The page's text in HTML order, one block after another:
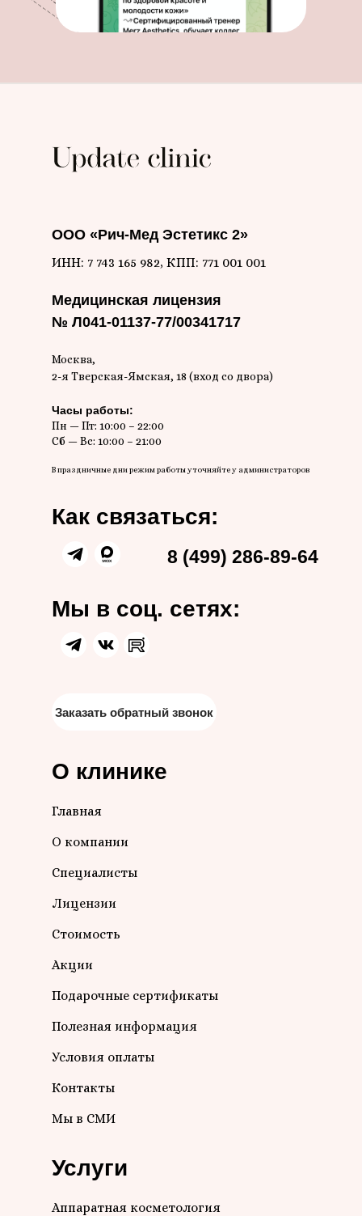
ООО «Рич-Мед Эстетикс 2»
ИНН: 7 743 165 982, КПП: 771 001 001
Медицинская лицензия
№ Л041-01137-77/00341717
Москва,
2-я Тверская-Ямская, 18 (вход со двора)
8 (499) 286-89-64
Мы в соц. сетях:
Как связаться:
О клинике
Главная
О компании
Специалисты
Лицензии
Услуги
Аппаратная косметология
Стоимость
Подарочные сертификаты
Акции
Полезная информация
Условия оплаты
Контакты
Мы в СМИ
Заказать обратный звонок
Часы работы:
Пн — Пт: 10:00 – 22:00
Сб — Вс: 10:00 – 21:00
В праздничные дни режим работы уточняйте у администраторов